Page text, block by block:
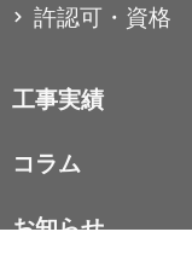
許認可・資格
工事実績
コラム
お知らせ